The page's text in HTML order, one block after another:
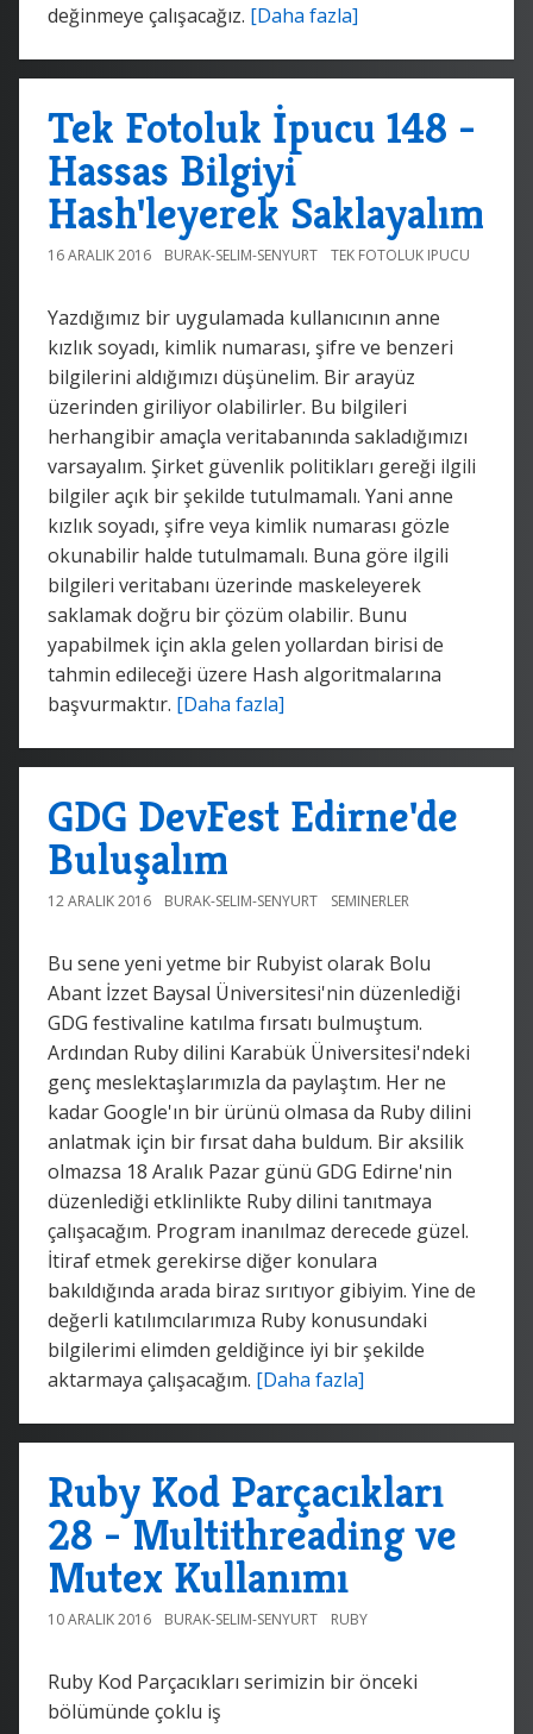
değinmeye çalışacağız. [Daha fazla]
Tek Fotoluk İpucu 148 -
Hassas Bilgiyi
Hash'leyerek Saklayalım
16 ARALIK 2016 BURAK-SELIM-SENYURT TEK FOTOLUK IPUCU
Yazdığımız bir uygulamada kullanıcının anne
kızlık soyadı, kimlik numarası, şifre ve benzeri
bilgilerini aldığımızı düşünelim. Bir arayüz
üzerinden giriliyor olabilirler. Bu bilgileri
herhangibir amaçla veritabanında sakladığımızı
varsayalım. Şirket güvenlik politikları gereği ilgili
bilgiler açık bir şekilde tutulmamalı. Yani anne
kızlık soyadı, şifre veya kimlik numarası gözle
okunabilir halde tutulmamalı. Buna göre ilgili
bilgileri veritabanı üzerinde maskeleyerek
saklamak doğru bir çözüm olabilir. Bunu
yapabilmek için akla gelen yollardan birisi de
tahmin edileceği üzere Hash algoritmalarına
başvurmaktır. [Daha fazla]
GDG DevFest Edirne'de
Buluşalım
12 ARALIK 2016 BURAK-SELIM-SENYURT SEMINERLER
Bu sene yeni yetme bir Rubyist olarak Bolu
Abant İzzet Baysal Üniversitesi'nin düzenlediği
GDG festivaline katılma fırsatı bulmuştum.
Ardından Ruby dilini Karabük Üniversitesi'ndeki
genç meslektaşlarımızla da paylaştım. Her ne
kadar Google'ın bir ürünü olmasa da Ruby dilini
anlatmak için bir fırsat daha buldum. Bir aksilik
olmazsa 18 Aralık Pazar günü GDG Edirne'nin
düzenlediği etklinlikte Ruby dilini tanıtmaya
çalışacağım. Program inanılmaz derecede güzel.
İtiraf etmek gerekirse diğer konulara
bakıldığında arada biraz sırıtıyor gibiyim. Yine de
değerli katılımcılarımıza Ruby konusundaki
bilgilerimi elimden geldiğince iyi bir şekilde
aktarmaya çalışacağım. [Daha fazla]
Ruby Kod Parçacıkları
28 - Multithreading ve
Mutex Kullanımı
10 ARALIK 2016 BURAK-SELIM-SENYURT RUBY
Ruby Kod Parçacıkları serimizin bir önceki
bölümünde çoklu iş